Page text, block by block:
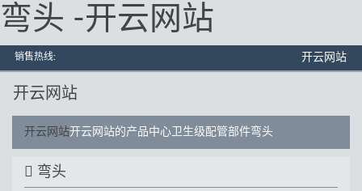
弯头 -开云网站
销售热线: 开云网站
开云网站
开云网站开云网站的产品中心 卫生级配管部件弯头
弯头